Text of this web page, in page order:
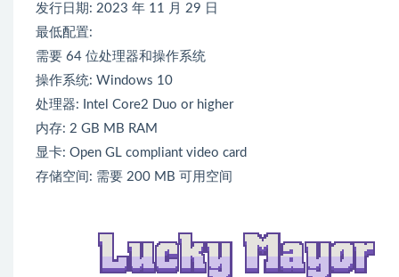
发行日期: 2023 年 11 月 29 日
最低配置:
需要 64 位处理器和操作系统
操作系统: Windows 10
处理器: Intel Core2 Duo or higher
内存: 2 GB MB RAM
显卡: Open GL compliant video card
存储空间: 需要 200 MB 可用空间